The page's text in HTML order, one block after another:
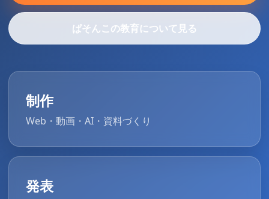
ぱそんこの教育について見る
制作
Web・動画・AI・資料づくり
発表